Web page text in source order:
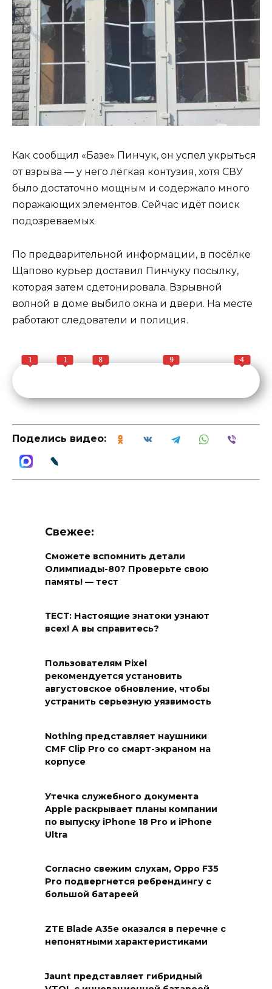
Как сообщил «Базе» Пинчук, он успел укрыться
от взрыва — у него лёгкая контузия, хотя СВУ
было достаточно мощным и содержало много
поражающих элементов. Сейчас идёт поиск
подозреваемых.
По предварительной информации, в посёлке
Щапово курьер доставил Пинчуку посылку,
которая затем сдетонировала. Взрывной
волной в доме выбило окна и двери. На месте
работают следователи и полиция.
1 1 8 9 4
Поделись видео:
Свежее:
Сможете вспомнить детали
Олимпиады-80? Проверьте свою
память! — тест
ТЕСТ: Настоящие знатоки узнают
всех! А вы справитесь?
Пользователям Pixel
рекомендуется установить
августовское обновление, чтобы
устранить серьезную уязвимость
Nothing представляет наушники
CMF Clip Pro со смарт-экраном на
корпусе
Утечка служебного документа
Apple раскрывает планы компании
по выпуску iPhone 18 Pro и iPhone
Ultra
Согласно свежим слухам, Oppo F35
Pro подвергнется ребрендингу с
большой батареей
ZTE Blade A35e оказался в перечне с
непонятными характеристиками
Jaunt представляет гибридный